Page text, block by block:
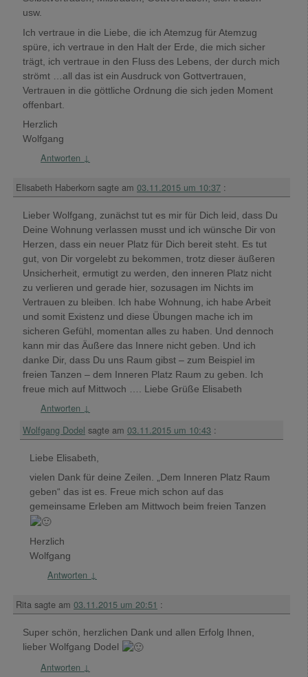
usw.
Ich vertraue in die Liebe, die ich Atemzug für Atemzug
spüre, ich vertraue in den Halt der Erde, die mich sicher
trägt, ich vertraue in den Fluss des Lebens, der durch mich
strömt …all das ist ein Ausdruck von Gottvertrauen,
Vertrauen in die göttliche Ordnung die sich jeden Moment
offenbart.
Herzlich
Wolfgang
Antworten ↓
Elisabeth Haberkorn sagte am 03.11.2015 um 10:37 :
Lieber Wolfgang, zunächst tut es mir für Dich leid, dass Du
Deine Wohnung verlassen musst und ich wünsche Dir von
Herzen, dass ein neuer Platz für Dich bereit steht. Es tut
gut, von Dir vorgelebt zu bekommen, trotz dieser äußeren
Unsicherheit, ermutigt zu werden, den inneren Platz nicht
zu verlieren und gerade hier, sozusagen im Nichts im
Vertrauen zu bleiben. Ich habe Wohnung, ich habe Arbeit
und somit Existenz und diese Übungen mache ich im
sicheren Gefühl, momentan alles zu haben. Und dennoch
kann mir das Äußere das Innere nicht geben. Und ich
danke Dir, dass Du uns Raum gibst – zum Beispiel im
freien Tanzen – dem Inneren Platz Raum zu geben. Ich
freue mich auf Mittwoch …. Liebe Grüße Elisabeth
Antworten ↓
Wolfgang Dodel sagte am 03.11.2015 um 10:43 :
Liebe Elisabeth,
vielen Dank für deine Zeilen. „Dem Inneren Platz Raum
geben“ das ist es. Freue mich schon auf das
gemeinsame Erleben am Mittwoch beim freien Tanzen
Herzlich
Wolfgang
Antworten ↓
Rita sagte am 03.11.2015 um 20:51 :
Super schön, herzlichen Dank und allen Erfolg Ihnen,
lieber Wolfgang Dodel
Antworten ↓